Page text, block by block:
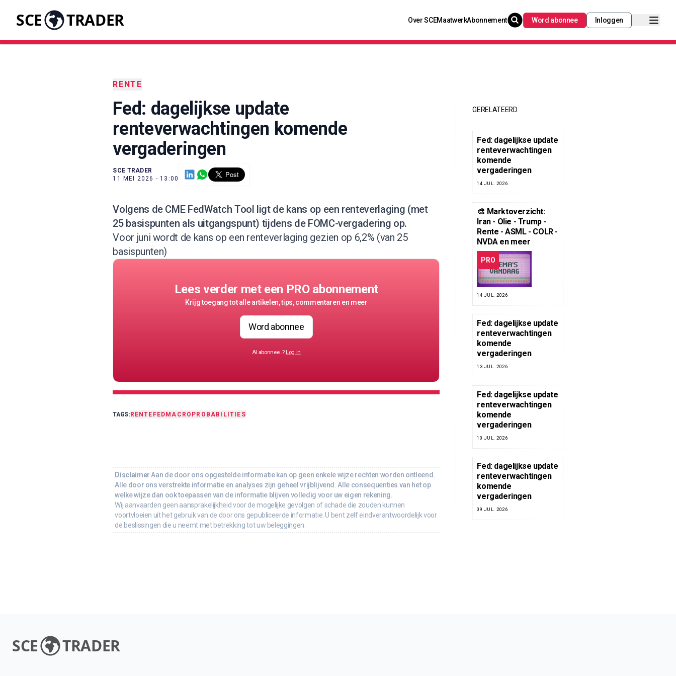
SCE TRADER Over SCEMaatwerkAbonnement Word abonnee Inloggen
RENTE
Fed: dagelijkse update
renteverwachtingen komende
vergaderingen
SCE TRADER
11 MEI 2026 - 13:00
Volgens de CME FedWatch Tool ligt de kans op een renteverlaging (met
25 basispunten als uitgangspunt) tijdens de FOMC-vergadering op.
Voor juni wordt de kans op een renteverlaging gezien op 6,2% (van 25
basispunten)
Lees verder met een PRO abonnement
Krijg toegang tot alle artikelen, tips, commentaren en meer
Word abonnee
Al abonnee..? Log in
TAGS: RENTE FED MACRO PROBABILITIES
Disclaimer Aan de door ons opgestelde informatie kan op geen enkele wijze rechten worden ontleend.
Alle door ons verstrekte informatie en analyses zijn geheel vrijblijvend. Alle consequenties van het op
welke wijze dan ook toepassen van de informatie blijven volledig voor uw eigen rekening.
Wij aanvaarden geen aansprakelijkheid voor de mogelijke gevolgen of schade die zouden kunnen
voortvloeien uit het gebruik van de door ons gepubliceerde informatie. U bent zelf eindverantwoordelijk voor
de beslissingen die u neemt met betrekking tot uw beleggingen.
GERELATEERD
Fed: dagelijkse update
renteverwachtingen
komende
vergaderingen
14 JUL. 2026
🎨 Marktoverzicht:
Iran - Olie - Trump -
Rente - ASML - COLR -
NVDA en meer
PRO
14 JUL. 2026
Fed: dagelijkse update
renteverwachtingen
komende
vergaderingen
13 JUL. 2026
Fed: dagelijkse update
renteverwachtingen
komende
vergaderingen
10 JUL. 2026
Fed: dagelijkse update
renteverwachtingen
komende
vergaderingen
09 JUL. 2026
SCE TRADER